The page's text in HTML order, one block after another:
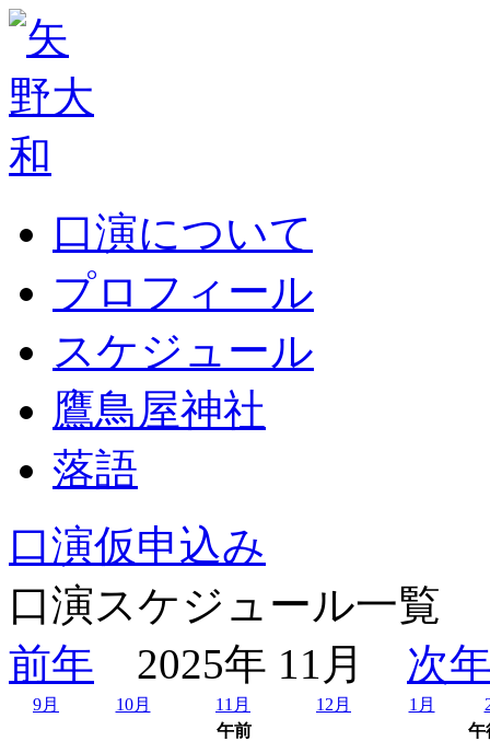
口演について
プロフィール
スケジュール
鷹鳥屋神社
落語
口演仮申込み
口演スケジュール一覧
前年 2025年 11月 次
9月 10月 11月 12月 1月
午前
午